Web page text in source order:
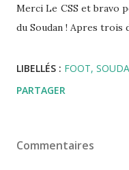
Merci Le CSS et bravo
du Soudan ! Apres trois
LIBELLÉS : FOOT
PARTAGER
Commentaires